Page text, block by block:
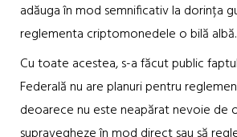
adăuga în mod semnificativ la dorința
reglementa criptomonedele o bilă albă.
Cu toate acestea, s-a făcut public
Federală nu are planuri pentru
deoarece nu este neapărat nevoie de